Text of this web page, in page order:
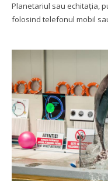
Planetariul sau echitația,
folosind telefonul mobil